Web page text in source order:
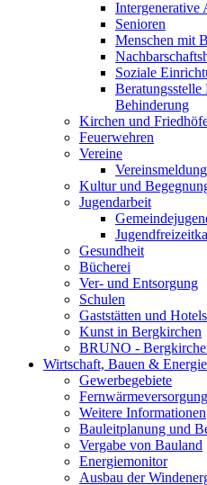
Intergenerative
Senioren
Menschen mit
Soziale
Behinderung
Kirchen und
Feuerwehren
Vereine
Vereinsmeldung
Kultur und
Jugendarbeit
Gesundheit
Bücherei
Ver- und Entsorgung
Schulen
Gaststätten und Hotels
Kunst in Bergkirchen
BRUNO -
Wirtschaft, Bauen & Energie
Gewerbegebiete
Fernwärmeversorgung
Weitere Informationen
Bauleitplanung und
Vergabe von Bauland
Energiemonitor
Ausbau der